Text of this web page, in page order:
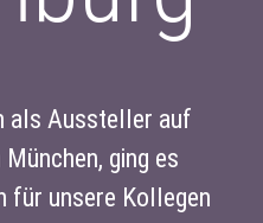
als Aussteller auf
ging es
für unsere Kollegen